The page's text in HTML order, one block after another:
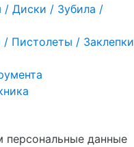
/ Диски / Зубила /
Пистолеты / Заклепки
данные